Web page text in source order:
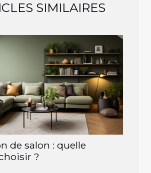
SIMILAIRES
de salon : quelle
?